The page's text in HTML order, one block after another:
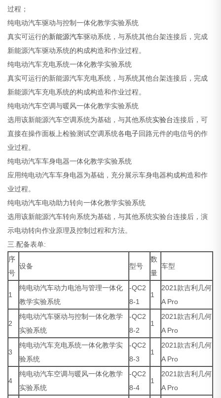
过程；
纯电动汽车驱动与控制一体化教学实验系统
真实可运行的新能源汽车驱动系统，与系统其他台架连接后，完成
新能源汽车驱动系统的构成构造和作业过程。
纯电动汽车充电系统一体化教学实验系统
真实可运行的新能源汽车充电系统，与系统其他台架连接后，完成
新能源汽车充电系统的构成构造和作业过程。
纯电动汽车空调与暖风一体化教学实验系统
选用该新能源汽车空调系统为基础，与其他系统实验台连接后，可
直接在操作面板上检验测试空调系统各电子回路元件的电信号的作
业过程。
纯电动汽车车身电器一体化教学实验系统
应用纯电动汽车车身电器为基础，充分展示车身电器构成构造和作
业过程。
纯电动汽车电动助力转向一体化教学实验系统
选用该新能源汽车转向系统为基础，与其他系统实验台连接后，演
示电动转向作业原理及控制过程和方法。
三.配备表单:
序
号
设备 型号
数
量
车型
1
纯电动汽车动力电池与管理一体化
教学实验系统
-QC2
8-1
1
2021款吉利几何
A Pro
2
纯电动汽车驱动与控制一体化教学
实验系统
-QC2
8-2
1
2021款吉利几何
A Pro
3
纯电动汽车充电系统一体化教学实
验系统
-QC2
8-3
1
2021款吉利几何
A Pro
4
纯电动汽车空调与暖风一体化教学
实验系统
-QC2
8-4
1
2021款吉利几何
A Pro